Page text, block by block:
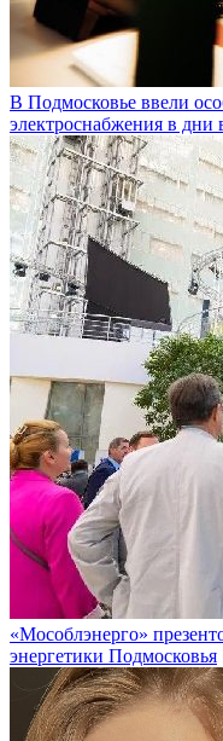
В Подмосковье ввели
электроснабжения в дни
«Мособлэнерго»
энергетики Подмосковья